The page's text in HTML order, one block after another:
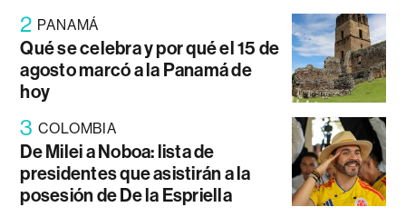
2 PANAMÁ
Qué se celebra y por qué el 15 de
agosto marcó a la Panamá de
hoy
3 COLOMBIA
De Milei a Noboa: lista de
presidentes que asistirán a la
posesión de De la Espriella